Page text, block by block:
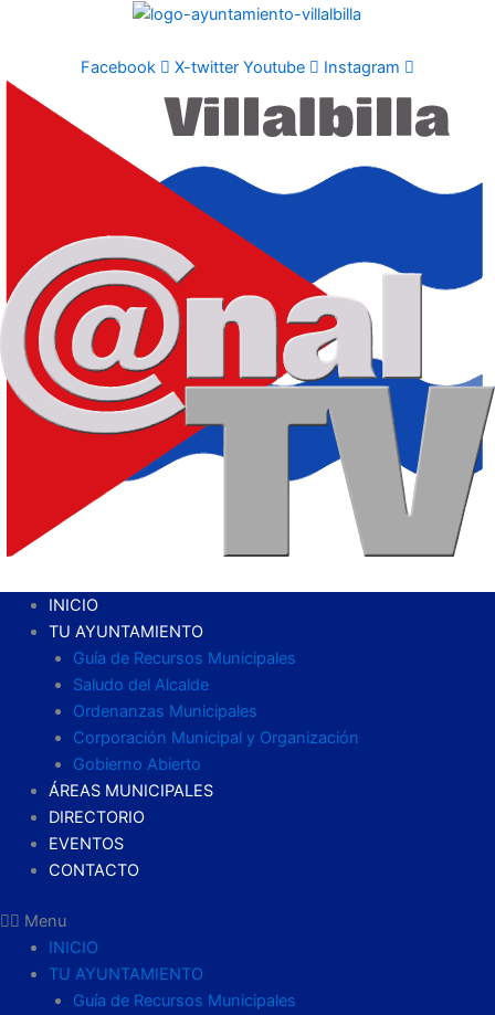
Facebook X-twitter Youtube Instagram
INICIO
TU AYUNTAMIENTO
Guía de Recursos Municipales
Saludo del Alcalde
Ordenanzas Municipales
Corporación Municipal y Organización
Gobierno Abierto
ÁREAS MUNICIPALES
DIRECTORIO
EVENTOS
CONTACTO
Menu
INICIO
TU AYUNTAMIENTO
Guía de Recursos Municipales